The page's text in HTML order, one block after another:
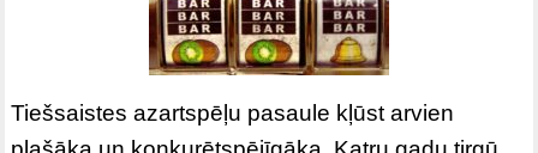
Tiešsaistes azartspēļu pasaule kļūst arvien